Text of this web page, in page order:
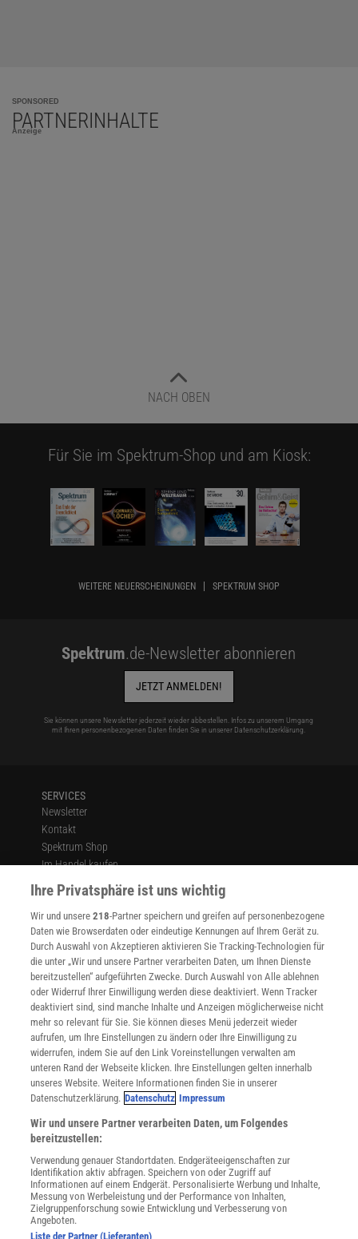
SPONSORED
PARTNERINHALTE
Anzeige
NACH OBEN
Für Sie im Spektrum-Shop und am Kiosk:
WEITERE NEUERSCHEINUNGEN SPEKTRUM SHOP
Spektrum.de-Newsletter abonnieren
JETZT ANMELDEN!
Sie können unsere Newsletter jederzeit wieder abbestellen. Infos zu unserem Umgang
mit Ihren personenbezogenen Daten finden Sie in unserer Datenschutzerklärung
SERVICES
Newsletter
Kontakt
Spektrum Shop
Im Handel kaufen
Presse
Verträge kündigen
Widerruf
INFO
Mediadaten
Datenschutz
Nutzungsbedingungen
Cookie-Einstellungen
Utiq verwalten
Nutzungsbasierte Onlinewerbung
Alle Artikel
Impressum
Angebote für Schulen
Angebote für Institutionen
Sprachen lernen mit Gymglish
Lexika
Für Spektrum schreiben
Zugänglichkeitserklärung
Ihre Privatsphäre ist uns wichtig
Wir und unsere218-Partner speichern und greifen auf personenbezogene
Daten wie Browserdaten oder eindeutige Kennungen auf Ihrem Gerät zu.
Durch Auswahl von Akzeptieren aktivieren Sie Tracking-Technologien für
die unter „Wir und unsere Partner verarbeiten Daten, um Ihnen Dienste
bereitzustellen“ aufgeführten Zwecke. Durch Auswahl von Alle ablehnen
oder Widerruf Ihrer Einwilligung werden diese deaktiviert. Wenn Tracker
deaktiviert sind, sind manche Inhalte und Anzeigen möglicherweise nicht
mehr so relevant für Sie. Sie können dieses Menü jederzeit wieder
aufrufen, um Ihre Einstellungen zu ändern oder Ihre Einwilligung zu
widerrufen, indem Sie auf den Link Voreinstellungen verwalten am
unteren Rand der Webseite klicken. Ihre Einstellungen gelten innerhalb
unseres Website. Weitere Informationen finden Sie in unserer
Datenschutzerklärung. Datenschutz Impressum
Wir und unsere Partner verarbeiten Daten, um Folgendes
bereitzustellen:
Verwendung genauer Standortdaten. Endgeräteeigenschaften zur
Identifikation aktiv abfragen. Speichern von oder Zugriff auf
Informationen auf einem Endgerät. Personalisierte Werbung und Inhalte,
Messung von Werbeleistung und der Performance von Inhalten,
Zielgruppenforschung sowie Entwicklung und Verbesserung von
Angeboten.
Liste der Partner (Lieferanten)